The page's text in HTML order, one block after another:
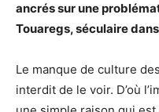
ancrés sur une
Touaregs, séculaire
Le manque de culture
interdit de le voir. D’où